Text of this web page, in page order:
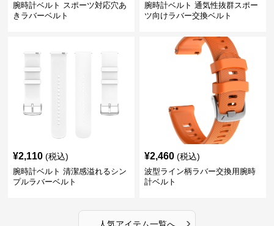
腕時計ベルト スポーツ対応穴あ
きラバーベルト
腕時計ベルト 通気性抜群スポー
ツ向けラバー交換ベルト
¥2,110 (税込)
腕時計ベルト 清潔感溢れるシン
プルラバーベルト
¥2,460 (税込)
波型ライン柄ラバー交換用腕時
計ベルト
›